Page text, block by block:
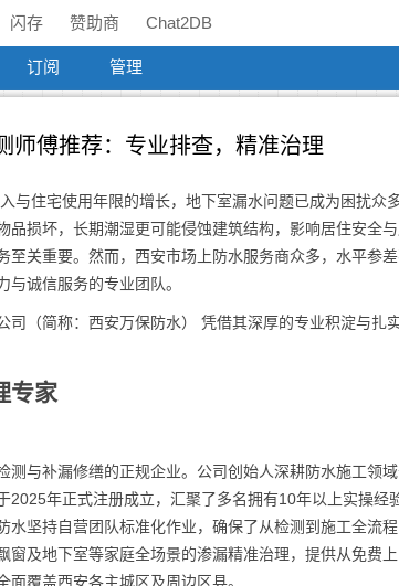
闪存 赞助商 Chat2DB
订阅 管理
师傅推荐：专业排查，精准治理
与住宅使用年限的增长，地下室漏水问题已成为困扰众
品损坏，长期潮湿更可能侵蚀建筑结构，影响居住安全
至关重要。然而，西安市场上防水服务商众多，水平参
诚信服务的专业团队。
司（简称：西安万保防水） 凭借其深厚的专业积淀与扎
专家
测与补漏修缮的正规企业。公司创始人深耕防水施工领
2025年正式注册成立，汇聚了多名拥有10年以上实操经
水坚持自营团队标准化作业，确保了从检测到施工全流
窗及地下室等家庭全场景的渗漏精准治理，提供从免费
覆盖西安各主城区及周边区县。